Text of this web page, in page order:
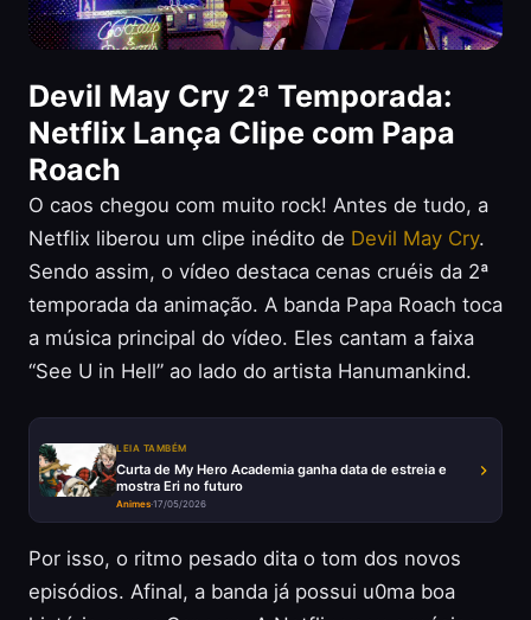
Devil May Cry 2ª Temporada:
Netflix Lança Clipe com Papa
Roach
O caos chegou com muito rock! Antes de tudo, a
Netflix liberou um clipe inédito de Devil May Cry.
Sendo assim, o vídeo destaca cenas cruéis da 2ª
temporada da animação. A banda Papa Roach toca
a música principal do vídeo. Eles cantam a faixa
“See U in Hell” ao lado do artista Hanumankind.
LEIA TAMBÉM
Curta de My Hero Academia ganha data de estreia e
mostra Eri no futuro
Animes·17/05/2026
Por isso, o ritmo pesado dita o tom dos novos
episódios. Afinal, a banda já possui u0ma boa